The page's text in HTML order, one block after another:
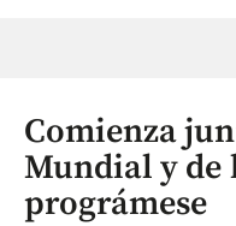
Comienza
Mundial y de
prográmese